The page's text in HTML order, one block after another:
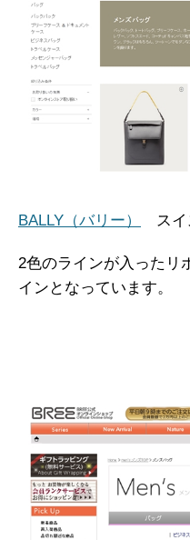
BALLY（バリー） スイ
2色のラインが入ったリ
インとなっています。